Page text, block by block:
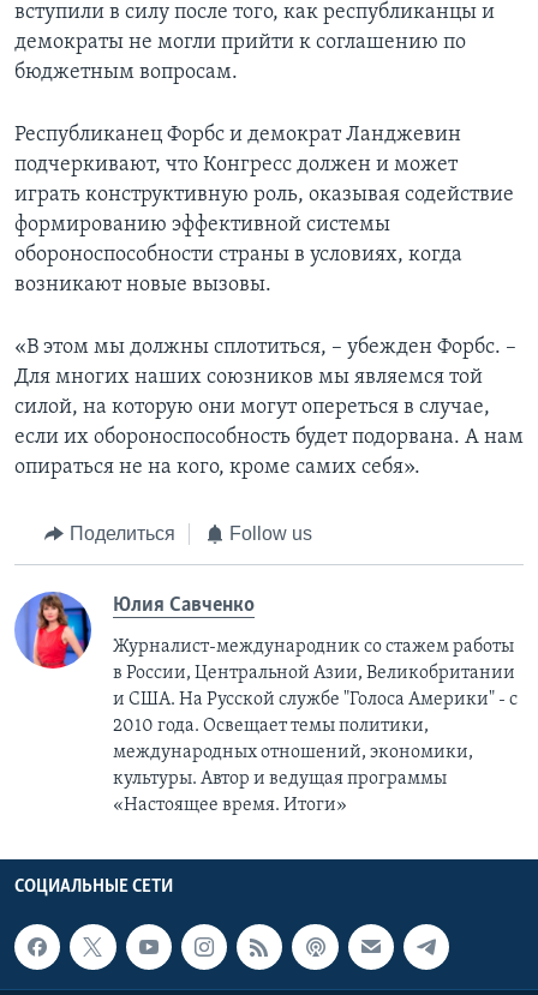
вступили в силу после того, как республиканцы и
демократы не могли прийти к соглашению по
бюджетным вопросам.
Республиканец Форбс и демократ Ланджевин
подчеркивают, что Конгресс должен и может
играть конструктивную роль, оказывая содействие
формированию эффективной системы
обороноспособности страны в условиях, когда
возникают новые вызовы.
«В этом мы должны сплотиться, – убежден Форбс. –
Для многих наших союзников мы являемся той
силой, на которую они могут опереться в случае,
если их обороноспособность будет подорвана. А нам
опираться не на кого, кроме самих себя».
Поделиться Follow us
Юлия Савченко
Журналист-международник cо стажем работы
в России, Центральной Азии, Великобритании
и США. На Русской службе "Голоса Америки" - с
2010 года. Освещает темы политики,
международных отношений, экономики,
культуры. Автор и ведущая программы
«Настоящее время. Итоги»
СОЦИАЛЬНЫЕ СЕТИ